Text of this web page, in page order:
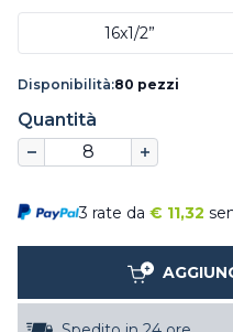
16x1/2”
Disponibilità:80 pezzi
Quantità
3 rate da € 11,32